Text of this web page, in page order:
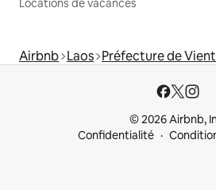
Locations de vacances
Airbnb Laos Préfecture de
© 2026 Airbnb,
Confidentialité